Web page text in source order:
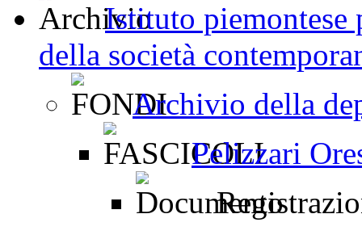
Istituto piemontese
della società
Archivio della
Pelizzari